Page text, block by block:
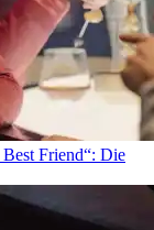
Friend“: Die